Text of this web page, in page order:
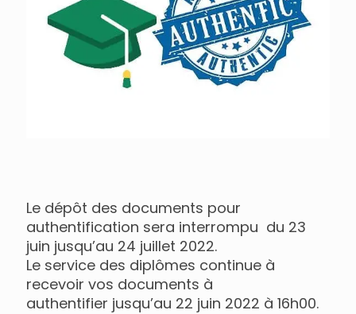
Le dépôt des documents pour
authentification sera interrompu du 23
juin jusqu’au 24 juillet 2022.
Le service des diplômes continue à
recevoir vos documents à
authentifier jusqu’au 22 juin 2022 à 16h00.